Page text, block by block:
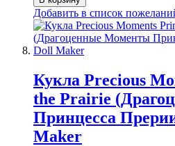
Добавить в список
Кукла Precious
the Prairie
Принцесса
Maker